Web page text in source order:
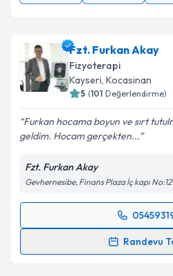
Fzt. Furkan Akay
Fizyoterapi
Kayseri, Kocasinan
5 (101 Değerlendirme)
Furkan hocama boyun ve sırt
geldim. Hocam gerçekten...
Fzt. Furkan Akay
Gevhernesibe, Finans Plaza İç kapı No:12
Randevu
Randevu Takvimi